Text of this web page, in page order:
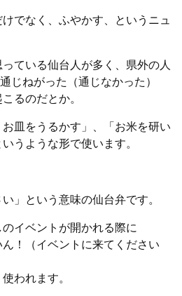
でなく、ふやかす、というニュ
ている仙台人が多く、県外の人
じねがった（通じなかった）
るのだとか。
お皿をうるかす」、「お米を研い
うような形で使います。
」という意味の仙台弁です。
イベントが開かれる際に
ん！（イベントに来てください
われます。